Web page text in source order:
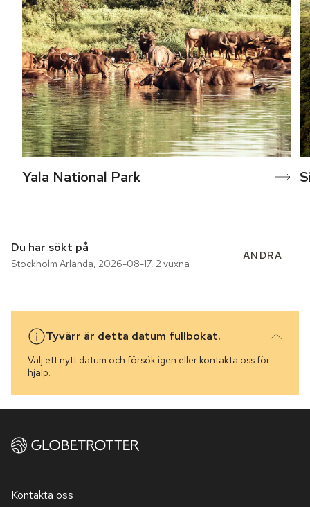
Yala National Park
Du har sökt på
Stockholm Arlanda, 2026-08-17, 2 vuxna
ÄNDRA
Tyvärr är detta datum fullbokat.
Välj ett nytt datum och försök igen eller kontakta oss för
hjälp.
Kontakta oss